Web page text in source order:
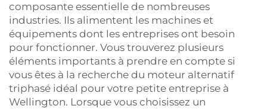
composante essentielle de nombreuses
industries. Ils alimentent les machines et
équipements dont les entreprises ont besoin
pour fonctionner. Vous trouverez plusieurs
éléments importants à prendre en compte si
vous êtes à la recherche du moteur alternatif
triphasé idéal pour votre petite entreprise à
Wellington. Lorsque vous choisissez un